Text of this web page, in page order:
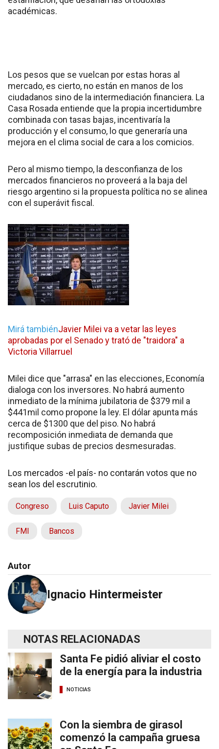
académicas.
Los pesos que se vuelcan por estas horas al
mercado, es cierto, no están en manos de los
ciudadanos sino de la intermediación financiera. La
Casa Rosada entiende que la propia incertidumbre
combinada con tasas bajas, incentivaría la
producción y el consumo, lo que generaría una
mejora en el clima social de cara a los comicios.
Pero al mismo tiempo, la desconfianza de los
mercados financieros no proveerá a la baja del
riesgo argentino si la propuesta política no se alinea
con el superávit fiscal.
Mirá tambiénJavier Milei va a vetar las leyes
aprobadas por el Senado y trató de "traidora" a
Victoria Villarruel
Milei dice que "arrasa" en las elecciones, Economía
dialoga con los inversores. No habrá aumento
inmediato de la mínima jubilatoria de $379 mil a
$441mil como propone la ley. El dólar apunta más
cerca de $1300 que del piso. No habrá
recomposición inmediata de demanda que
justifique subas de precios desmesuradas.
Los mercados -el país- no contarán votos que no
sean los del escrutinio.
Congreso Luis Caputo Javier Milei
FMI Bancos
Autor
Ignacio Hintermeister
NOTAS RELACIONADAS
Santa Fe pidió aliviar el costo
de la energía para la industria
NOTICIAS
Con la siembra de girasol
comenzó la campaña gruesa